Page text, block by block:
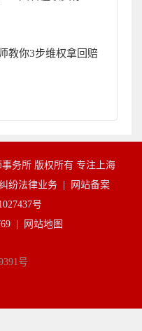
教你3步维权拿回赔
事务所 版权所有 专注上海
纷法律业务 |
网站备案
号
|
网站地图
号